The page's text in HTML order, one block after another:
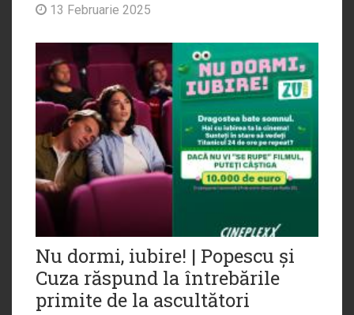
13 Februarie 2025
Nu dormi, iubire! | Popescu și
Cuza răspund la întrebările
primite de la ascultători